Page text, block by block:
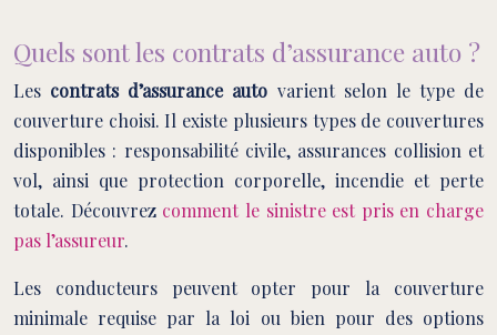
Quels sont les contrats d’assurance auto ?
Les contrats d’assurance auto varient selon le type de
couverture choisi. Il existe plusieurs types de couvertures
disponibles : responsabilité civile, assurances collision et
vol, ainsi que protection corporelle, incendie et perte
totale. Découvrez comment le sinistre est pris en charge
pas l’assureur.
Les conducteurs peuvent opter pour la couverture
minimale requise par la loi ou bien pour des options